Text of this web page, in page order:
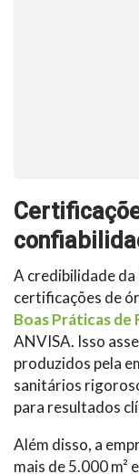
A credibilidade
certificações de
Boas Práticas de
ANVISA. Isso
produzidos pela
sanitários
para resultados
Além disso, a
mais de 5.000 m²